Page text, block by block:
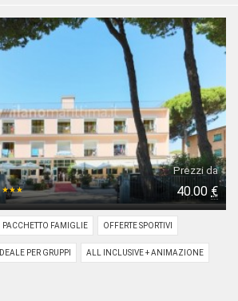
★★★
Prezzi da
40.00 €
PACCHETTO FAMIGLIE OFFERTE SPORTIVI
IDEALE PER GRUPPI ALL INCLUSIVE + ANIMAZIONE